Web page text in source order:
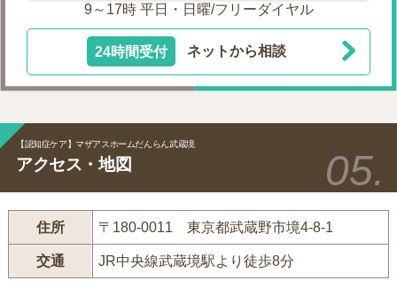
9～17時 平日・日曜/フリーダイヤル
24時間受付 ネットから相談
【認知症ケア】マザアスホームだんらん武蔵境
アクセス・地図
住所 〒180-0011 東京都武蔵野市境4-8-1
交通 JR中央線武蔵境駅より徒歩8分